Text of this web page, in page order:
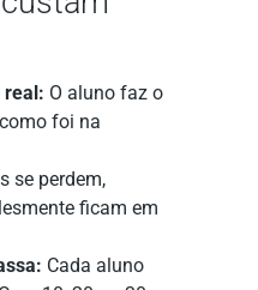
real: O aluno faz o
foi na
se perdem,
ficam em
Cada aluno